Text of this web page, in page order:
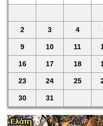
2 3 4
9 10 11
16 17 18
23 24 25
30 31